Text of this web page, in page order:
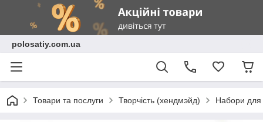
polosatiy.com.ua
Товари та послуги Творчість (хендмэйд) Набори для